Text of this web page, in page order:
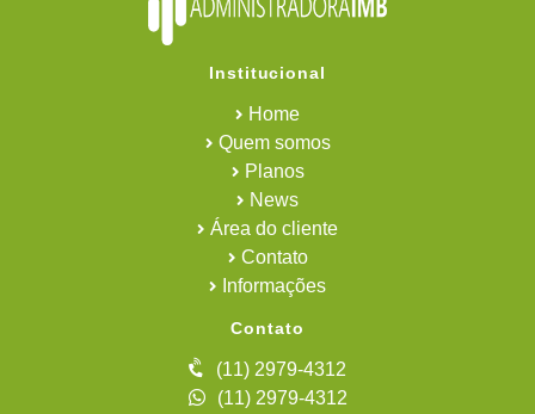
Institucional
Home
Quem somos
Planos
News
Área do cliente
Contato
Informações
Contato
(11) 2979-4312
(11) 2979-4312